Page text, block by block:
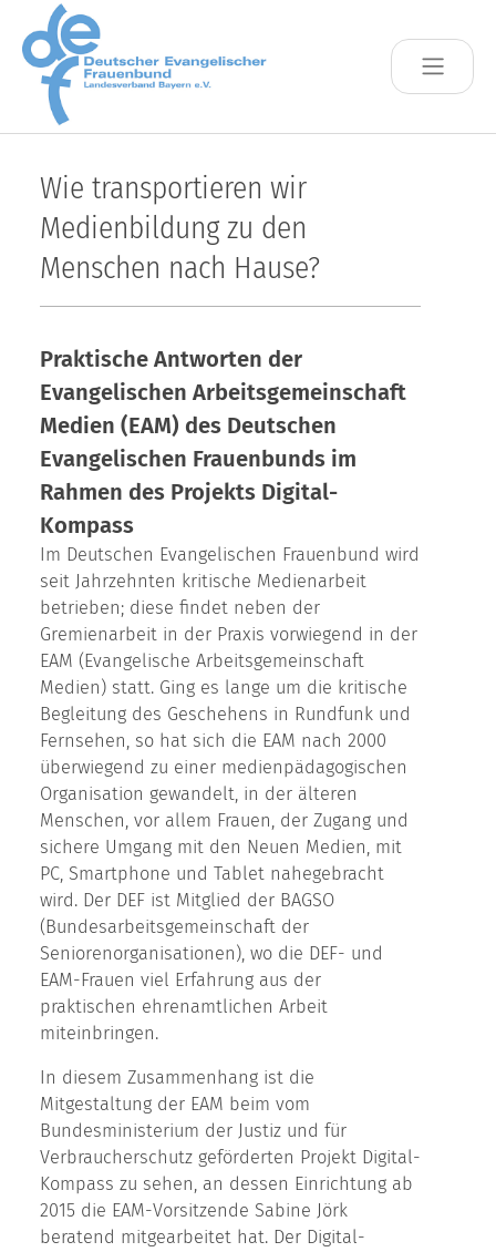
Skip to main content
Wie transportieren wir
Medienbildung zu den
Menschen nach Hause?
Praktische Antworten der
Evangelischen Arbeitsgemeinschaft
Medien (EAM) des Deutschen
Evangelischen Frauenbunds im
Rahmen des Projekts Digital-
Kompass
Im Deutschen Evangelischen Frauenbund wird
seit Jahrzehnten kritische Medienarbeit
betrieben; diese findet neben der
Gremienarbeit in der Praxis vorwiegend in der
EAM (Evangelische Arbeitsgemeinschaft
Medien) statt. Ging es lange um die kritische
Begleitung des Geschehens in Rundfunk und
Fernsehen, so hat sich die EAM nach 2000
überwiegend zu einer medienpädagogischen
Organisation gewandelt, in der älteren
Menschen, vor allem Frauen, der Zugang und
sichere Umgang mit den Neuen Medien, mit
PC, Smartphone und Tablet nahegebracht
wird. Der DEF ist Mitglied der BAGSO
(Bundesarbeitsgemeinschaft der
Seniorenorganisationen), wo die DEF- und
EAM-Frauen viel Erfahrung aus der
praktischen ehrenamtlichen Arbeit
miteinbringen.
In diesem Zusammenhang ist die
Mitgestaltung der EAM beim vom
Bundesministerium der Justiz und für
Verbraucherschutz geförderten Projekt Digital-
Kompass zu sehen, an dessen Einrichtung ab
2015 die EAM-Vorsitzende Sabine Jörk
beratend mitgearbeitet hat. Der Digital-